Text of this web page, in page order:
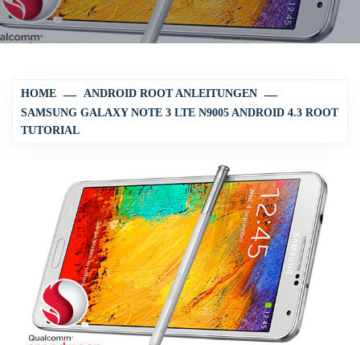
HOME
ANDROID ROOT ANLEITUNGEN
SAMSUNG GALAXY NOTE 3 LTE N9005 ANDROID 4.3 ROOT
TUTORIAL